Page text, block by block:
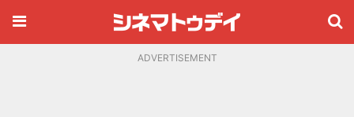
ADVERTISEMENT